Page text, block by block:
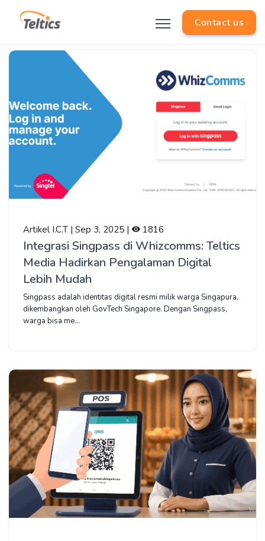
Contact us
Artikel I.C.T | Sep 3, 2025 | 1816
Integrasi Singpass di Whizcomms: Teltics
Media Hadirkan Pengalaman Digital
Lebih Mudah
Singpass adalah identitas digital resmi milik warga Singapura,
dikembangkan oleh GovTech Singapore. Dengan Singpass,
warga bisa me...